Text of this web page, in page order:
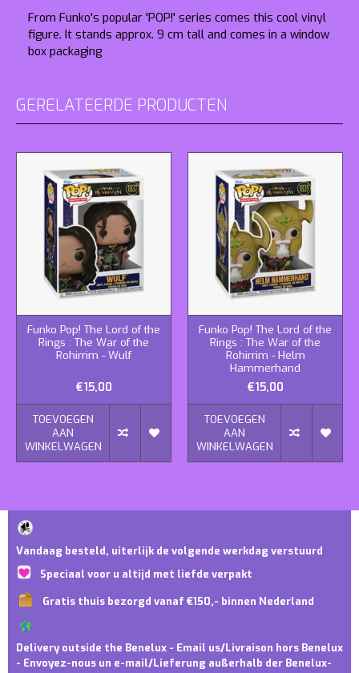
From Funko's popular 'POP!' series comes this cool vinyl
figure. It stands approx. 9 cm tall and comes in a window
box packaging
GERELATEERDE PRODUCTEN
Funko Pop! The Lord of the
Rings : The War of the
Rohirrim - Wulf
€15,00
TOEVOEGEN
AAN
WINKELWAGEN
Funko Pop! The Lord of the
Rings : The War of the
Rohirrim - Helm
Hammerhand
€15,00
TOEVOEGEN
AAN
WINKELWAGEN
Vandaag besteld, uiterlijk de volgende werkdag verstuurd
Speciaal voor u altijd met liefde verpakt
Gratis thuis bezorgd vanaf €150,- binnen Nederland
Delivery outside the Benelux - Email us/Livraison hors Benelux
- Envoyez-nous un e-mail/Lieferung außerhalb der Benelux-